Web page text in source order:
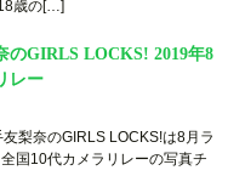
歳の[…]
のGIRLS LOCKS! 2019年8
レー
梨奈のGIRLS LOCKS!は8月ラ
国10代カメラリレーの写真チ